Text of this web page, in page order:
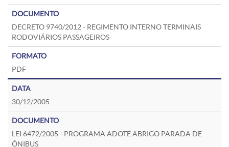
DECRETO 9740/2012 - REGIMENTO INTERNO TERMINAIS
RODOVIÁRIOS PASSAGEIROS
PDF
30/12/2005
LEI 6472/2005 - PROGRAMA ADOTE ABRIGO PARADA DE
ÔNIBUS